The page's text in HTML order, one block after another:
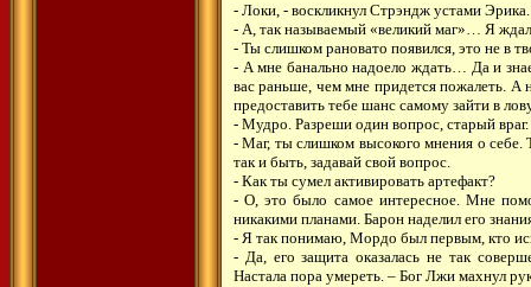
- Локи, - воскликнул Стрэндж устами Эрика.
- А, так называемый «великий маг»… Я
- Ты слишком рановато появился, это не в
- А мне банально надоело ждать… Да и
вас раньше, чем мне придется пожалеть. А
предоставить тебе шанс самому зайти в
- Мудро. Разреши один вопрос, старый враг.
- Маг, ты слишком высокого мнения о себе.
так и быть, задавай свой вопрос.
- Как ты сумел активировать артефакт?
- О, это было самое интересное. Мне
никакими планами. Барон наделил его
- Я так понимаю, Мордо был первым, кто
- Да, его защита оказалась не так
Настала пора умереть. – Бог Лжи махнул